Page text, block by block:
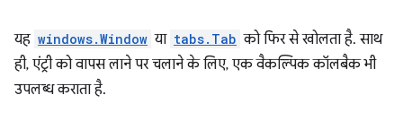
यह windows.Window या tabs.Tab को फिर से खोलता है. साथ
ही, एंट्री को वापस लाने पर चलाने के लिए, एक वैकल्पिक कॉलबैक भी
उपलब्ध कराता है.